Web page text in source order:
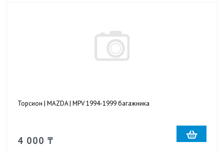
Торсион | MAZDA | MPV 1994-1999 багажника
4 000 ₸